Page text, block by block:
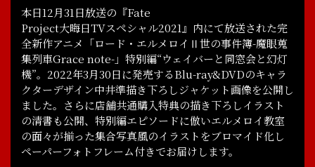
本日12月31日放送の『Fate
Project大晦日TVスペシャル2021』内にて放送された完
全新作アニメ「ロード・エルメロイⅡ世の事件簿-魔眼蒐
集列車Grace note-」特別編“ウェイバーと同窓会と幻灯
機”。2022年3月30日に発売するBlu-ray&DVDのキャラ
クターデザイン中井準描き下ろしジャケット画像を公開し
ました。さらに店舗共通購入特典の描き下ろしイラスト
の清書も公開、特別編エピソードに倣いエルメロイ教室
の面々が揃った集合写真風のイラストをブロマイド化し
ペーパーフォトフレーム付きでお届けします。